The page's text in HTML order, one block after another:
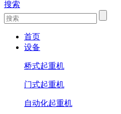
搜索
首页
设备
桥式起重机
门式起重机
自动化起重机